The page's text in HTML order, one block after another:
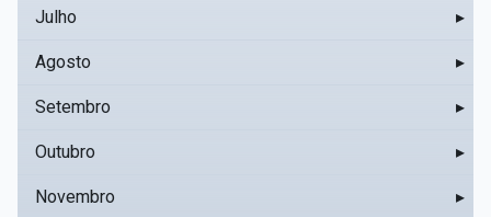
Julho ▸
Agosto ▸
Setembro ▸
Outubro ▸
Novembro ▸